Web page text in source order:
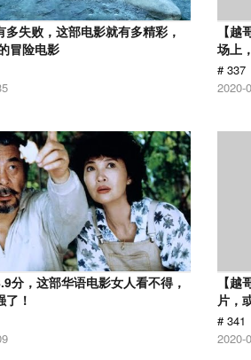
多失败，这部电影就有多精彩，
冒险电影
【
场上
# 337
2020-
分，这部华语电影女人看不得，
！
【
片，
# 341
2020-